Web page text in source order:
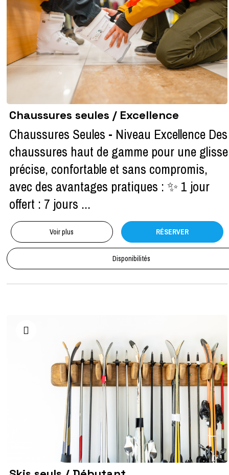
Chaussures seules / Excellence
Chaussures Seules - Niveau Excellence Des
chaussures haut de gamme pour une glisse
précise, confortable et sans compromis,
avec des avantages pratiques : ✨ 1 jour
offert : 7 jours ...
Voir plus RÉSERVER
Disponibilités